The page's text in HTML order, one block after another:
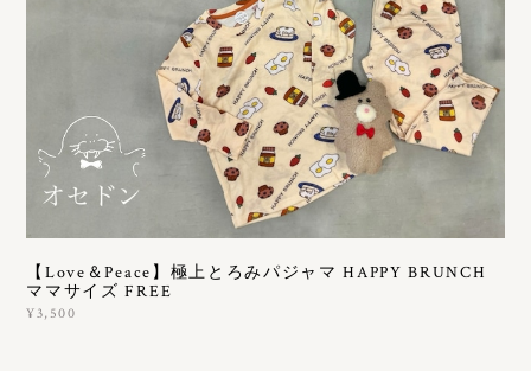
【Love＆Peace】極上とろみパジャマ HAPPY BRUNCH
ママサイズ FREE
¥3,500